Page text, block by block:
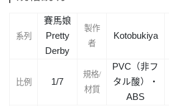
系列
賽馬娘
Pretty
Derby
製作
者
Kotobukiya
比例 1/7
規格/
材質
PVC （非フ
タル酸）
・
ABS